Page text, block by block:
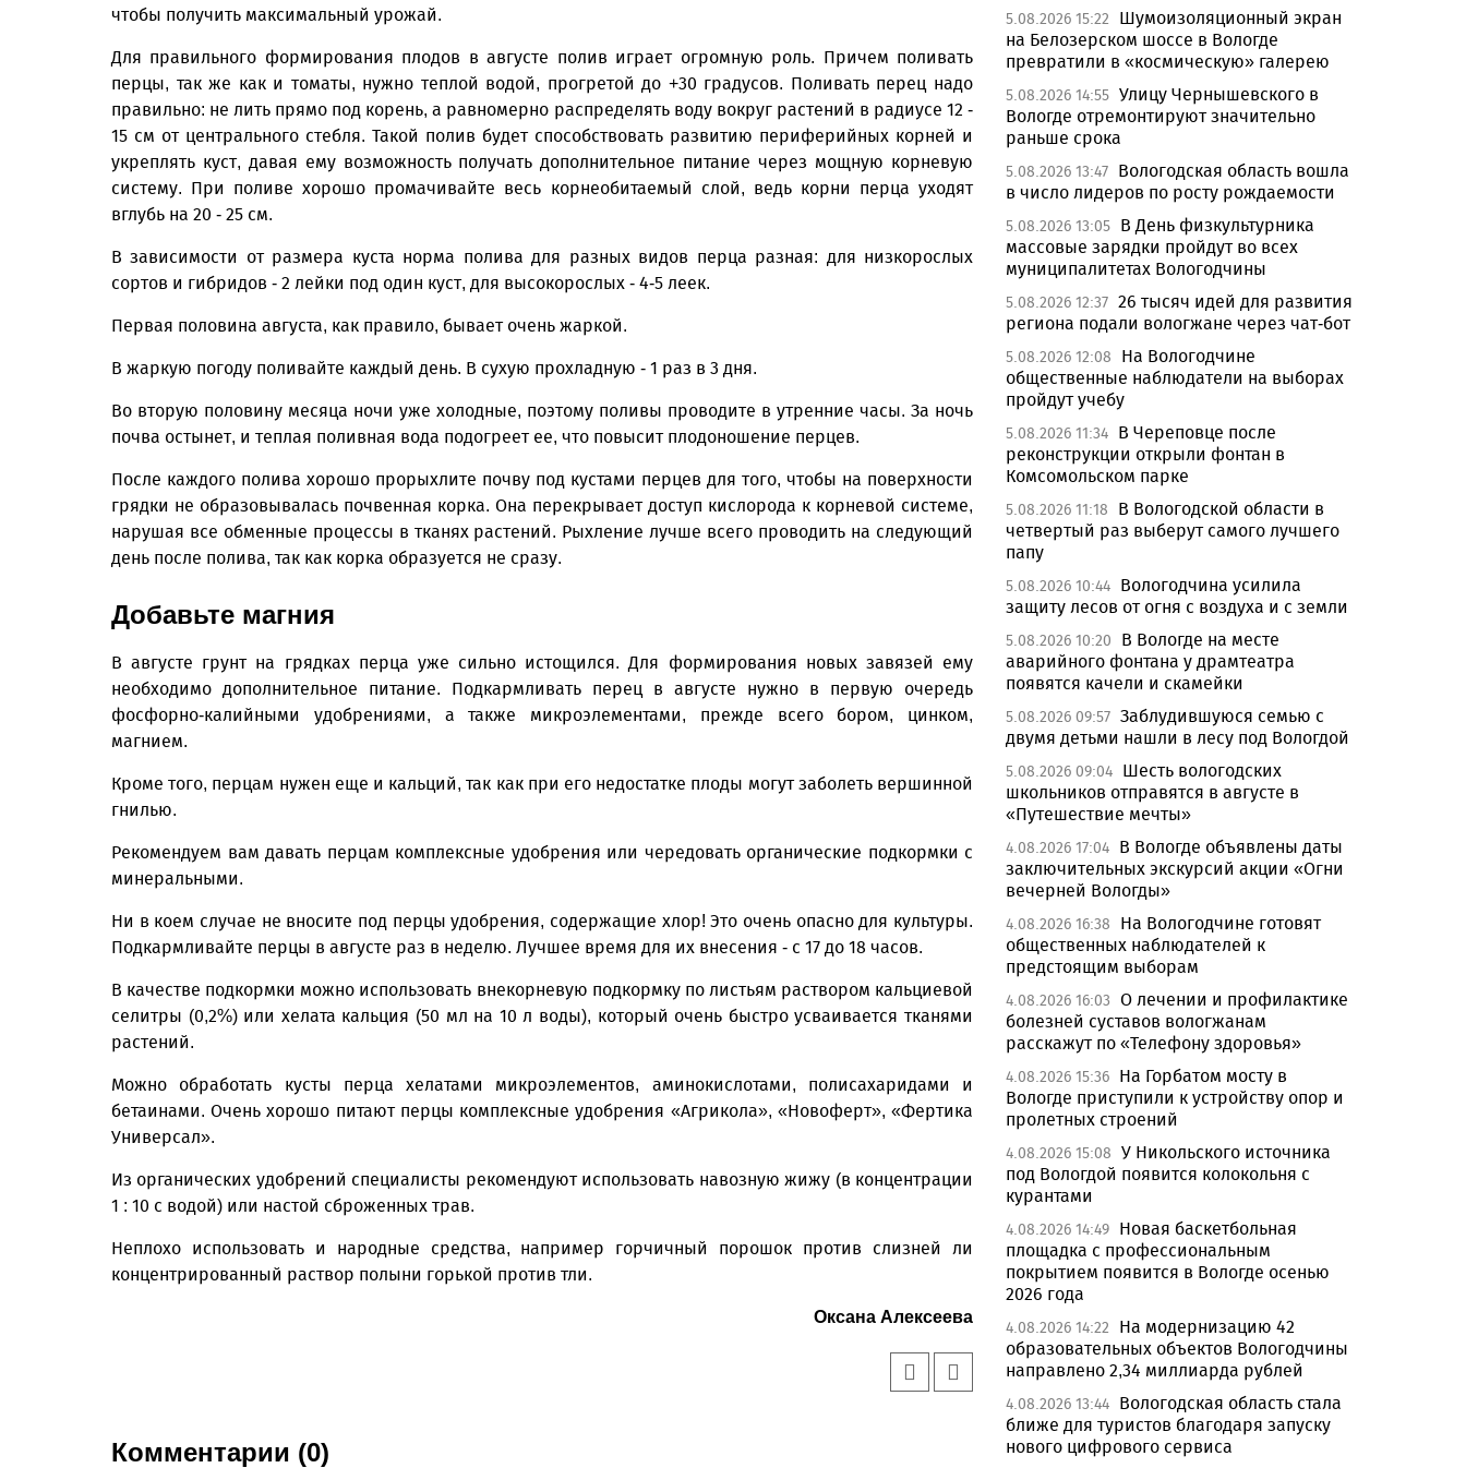
чтобы получить максимальный урожай.
Для правильного формирования плодов в августе полив играет огромную роль. Причем поливать
перцы, так же как и томаты, нужно теплой водой, прогретой до +30 градусов. Поливать перец надо
правильно: не лить прямо под корень, а равномерно распределять воду вокруг растений в радиусе 12 -
15 см от центрального стебля. Такой полив будет способствовать развитию периферийных корней и
укреплять куст, давая ему возможность получать дополнительное питание через мощную корневую
систему. При поливе хорошо промачивайте весь корнеобитаемый слой, ведь корни перца уходят
вглубь на 20 - 25 см.
В зависимости от размера куста норма полива для разных видов перца разная: для низкорослых
сортов и гибридов - 2 лейки под один куст, для высокорослых - 4-5 леек.
Первая половина августа, как правило, бывает очень жаркой.
В жаркую погоду поливайте каждый день. В сухую прохладную - 1 раз в 3 дня.
Во вторую половину месяца ночи уже холодные, поэтому поливы проводите в утренние часы. За ночь
почва остынет, и теплая поливная вода подогреет ее, что повысит плодоношение перцев.
После каждого полива хорошо прорыхлите почву под кустами перцев для того, чтобы на поверхности
грядки не образовывалась почвенная корка. Она перекрывает доступ кислорода к корневой системе,
нарушая все обменные процессы в тканях растений. Рыхление лучше всего проводить на следующий
день после полива, так как корка образуется не сразу.
Добавьте магния
В августе грунт на грядках перца уже сильно истощился. Для формирования новых завязей ему
необходимо дополнительное питание. Подкармливать перец в августе нужно в первую очередь
фосфорно-калийными удобрениями, а также микроэлементами, прежде всего бором, цинком,
магнием.
Кроме того, перцам нужен еще и кальций, так как при его недостатке плоды могут заболеть вершинной
гнилью.
Рекомендуем вам давать перцам комплексные удобрения или чередовать органические подкормки с
минеральными.
Ни в коем случае не вносите под перцы удобрения, содержащие хлор! Это очень опасно для культуры.
Подкармливайте перцы в августе раз в неделю. Лучшее время для их внесения - с 17 до 18 часов.
В качестве подкормки можно использовать внекорневую подкормку по листьям раствором кальциевой
селитры (0,2%) или хелата кальция (50 мл на 10 л воды), который очень быстро усваивается тканями
растений.
Можно обработать кусты перца хелатами микроэлементов, аминокислотами, полисахаридами и
бетаинами. Очень хорошо питают перцы комплексные удобрения «Агрикола», «Новоферт», «Фертика
Универсал».
Из органических удобрений специалисты рекомендуют использовать навозную жижу (в концентрации
1 : 10 с водой) или настой сброженных трав.
Неплохо использовать и народные средства, например горчичный порошок против слизней ли
концентрированный раствор полыни горькой против тли.
Оксана Алексеева
Комментарии (0)
5.08.2026 15:22
Шумоизоляционный экран
на Белозерском шоссе в Вологде
превратили в «космическую» галерею
5.08.2026 14:55 Улицу Чернышевского в
Вологде отремонтируют значительно
раньше срока
5.08.2026 13:47 Вологодская область вошла
в число лидеров по росту рождаемости
5.08.2026 13:05 В День физкультурника
массовые зарядки пройдут во всех
муниципалитетах Вологодчины
5.08.2026 12:37 26 тысяч идей для развития
региона подали вологжане через чат-бот
5.08.2026 12:08
На Вологодчине
общественные наблюдатели на выборах
пройдут учебу
5.08.2026 11:34 В Череповце после
реконструкции открыли фонтан в
Комсомольском парке
5.08.2026 11:18
В Вологодской области в
четвертый раз выберут самого лучшего
папу
5.08.2026 10:44 Вологодчина усилила
защиту лесов от огня с воздуха и с земли
5.08.2026 10:20
В Вологде на месте
аварийного фонтана у драмтеатра
появятся качели и скамейки
5.08.2026 09:57 Заблудившуюся семью с
двумя детьми нашли в лесу под Вологдой
5.08.2026 09:04 Шесть вологодских
школьников отправятся в августе в
«Путешествие мечты»
4.08.2026 17:04 В Вологде объявлены даты
заключительных экскурсий акции «Огни
вечерней Вологды»
4.08.2026 16:38
На Вологодчине готовят
общественных наблюдателей к
предстоящим выборам
4.08.2026 16:03 О лечении и профилактике
болезней суставов вологжанам
расскажут по «Телефону здоровья»
4.08.2026 15:36 На Горбатом мосту в
Вологде приступили к устройству опор и
пролетных строений
4.08.2026 15:08 У Никольского источника
под Вологдой появится колокольня с
курантами
4.08.2026 14:49 Новая баскетбольная
площадка с профессиональным
покрытием появится в Вологде осенью
2026 года
4.08.2026 14:22
На модернизацию 42
образовательных объектов Вологодчины
направлено 2,34 миллиарда рублей
4.08.2026 13:44 Вологодская область стала
ближе для туристов благодаря запуску
нового цифрового сервиса